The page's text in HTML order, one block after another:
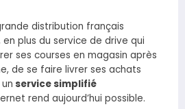
distribution français
plus du service de drive qui
ses courses en magasin après
de se faire livrer ses achats
service simplifié
rend aujourd’hui possible.